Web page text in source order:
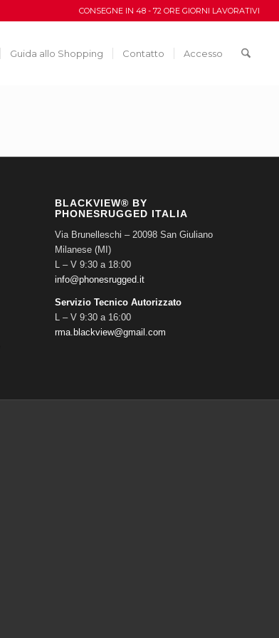
CONSEGNE IN 48 - 72 ORE GIORNI LAVORATIVI
Guida allo Shopping Contatto Accesso
BLACKVIEW® BY
PHONESRUGGED ITALIA
Via Brunelleschi – 20098 San Giuliano
Milanese (MI)
L – V 9:30 a 18:00
info@phonesrugged.it
Servizio Tecnico Autorizzato
L – V 9:30 a 16:00
rma.blackview@gmail.com